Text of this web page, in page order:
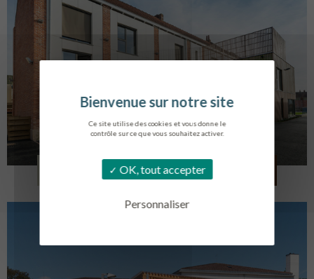
Ce site utilise des cookies et vous donne le
contrôle sur ce que vous souhaitez activer.
OK, tout accepter
Personnaliser
LOG. JEUNES TRAVAILLEURS